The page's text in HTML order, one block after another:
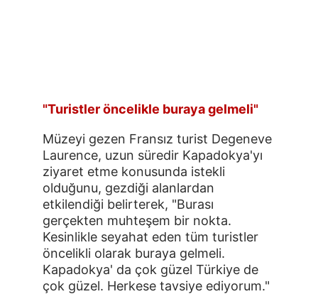
"Turistler öncelikle buraya gelmeli"
Müzeyi gezen Fransız turist Degeneve
Laurence, uzun süredir Kapadokya'yı
ziyaret etme konusunda istekli
olduğunu, gezdiği alanlardan
etkilendiği belirterek, "Burası
gerçekten muhteşem bir nokta.
Kesinlikle seyahat eden tüm turistler
öncelikli olarak buraya gelmeli.
Kapadokya' da çok güzel Türkiye de
çok güzel. Herkese tavsiye ediyorum."